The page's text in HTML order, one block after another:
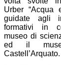
Urber “Acqua
guidate agli
formativi in
museo di
ed il
Castell’Arquato.